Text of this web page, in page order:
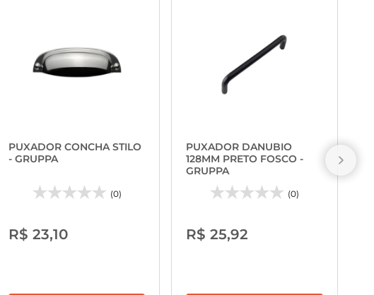
PUXADOR CONCHA STILO
- GRUPPA
(0)
R$ 23,10
PUXADOR DANUBIO
128MM PRETO FOSCO -
GRUPPA
(0)
R$ 25,92